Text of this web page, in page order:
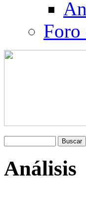
Foro
Análisis